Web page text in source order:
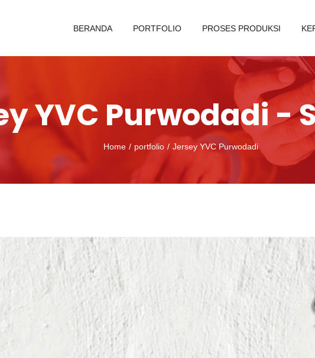
BERANDA PORTFOLIO PROSES PRODUKSI
YVC Purwodadi -
Home portfolio Jersey YVC Purwodadi